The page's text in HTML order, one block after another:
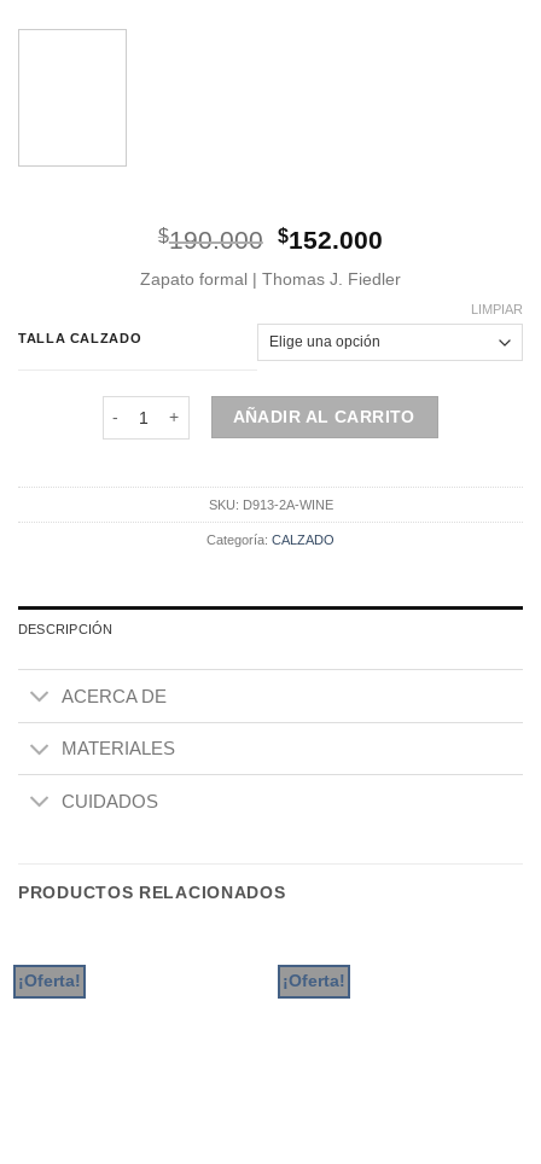
$190.000 El
original
$190.000.
$152.000
actual
Zapato formal | Thomas J. Fiedler
TALLA CALZADO
LIMPIAR
Zapato | Derby | Charol Burdeo | D913-2A cantidad
AÑADIR AL CARRITO
SKU: D913-2A-WINE
Categoría: CALZADO
DESCRIPCIÓN
ACERCA DE
MATERIALES
CUIDADOS
PRODUCTOS RELACIONADOS
¡Oferta! ¡Oferta!